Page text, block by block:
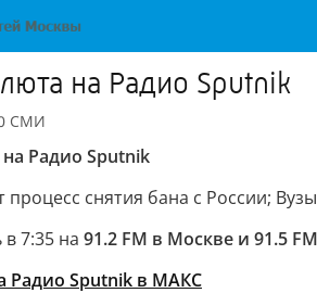
на Радио Sputnik
СМИ
на Радио Sputnik
снятия бана с России;
7:35 на 91.2 FM в Москве и 91.5
Радио Sputnik в МАКС